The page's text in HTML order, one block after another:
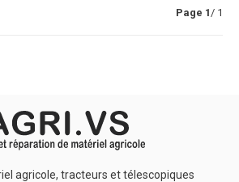
Page 1/ 1
agricole, tracteurs et télescopiques